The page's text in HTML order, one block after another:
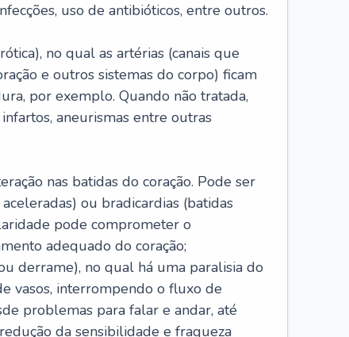
uso de antibióticos, entre outros.
no qual as artérias (canais que
e outros sistemas do corpo) ficam
por exemplo. Quando não tratada,
aneurismas entre outras
nas batidas do coração. Pode ser
ou bradicardias (batidas
pode comprometer o
adequado do coração;
derrame), no qual há uma paralisia do
vasos, interrompendo o fluxo de
problemas para falar e andar, até
da sensibilidade e fraqueza